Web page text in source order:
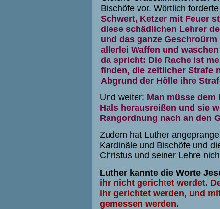
Bischöfe vor. Wörtlich
Schwert, Ketzer mit Feuer
diese schädlichen Lehrer
und das ganze
allerlei Waffen und
da spricht: Die Rache ist
finden, die zeitlicher Strafe
Abgrund der Hölle ihre
Und weiter: Man müsse
Hals herausreißen und sie
Rangordnung nach an den
Zudem hat Luther
Kardinäle und Bischöfe und
Christus und seiner Lehre
Luther kannte die Worte
ihr nicht gerichtet werdet.
ihr gerichtet werden, und
gemessen werden.